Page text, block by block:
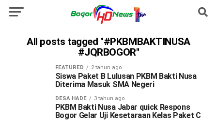
All posts tagged "#PKBMBAKTINUSA
#JQRBOGOR"
FEATURED 2 tahun ago
Siswa Paket B Lulusan PKBM Bakti Nusa
Diterima Masuk SMA Negeri
DESA HADE 3 tahun ago
PKBM Bakti Nusa Jabar quick Respons
Bogor Gelar Uji Kesetaraan Kelas Paket C